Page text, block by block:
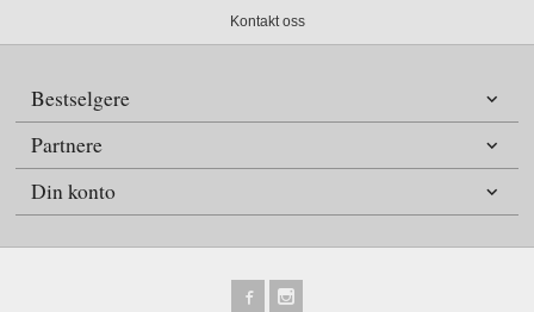
Kontakt oss
Bestselgere
Partnere
Din konto